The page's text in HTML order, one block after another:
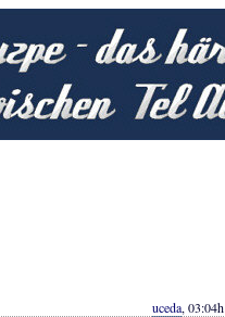
uceda, 03:04h